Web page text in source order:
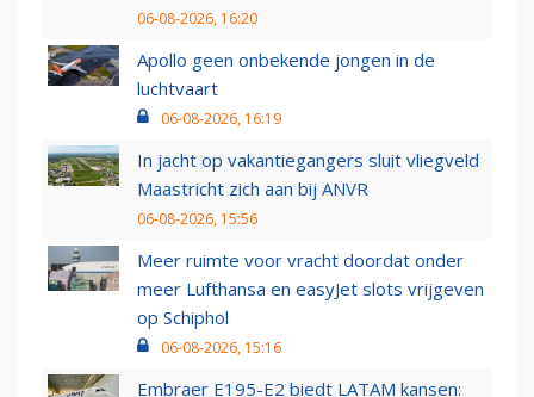
06-08-2026, 16:20
Apollo geen onbekende jongen in de
luchtvaart
06-08-2026, 16:19
In jacht op vakantiegangers sluit vliegveld
Maastricht zich aan bij ANVR
06-08-2026, 15:56
Meer ruimte voor vracht doordat onder
meer Lufthansa en easyJet slots vrijgeven
op Schiphol
06-08-2026, 15:16
Embraer E195-E2 biedt LATAM kansen: